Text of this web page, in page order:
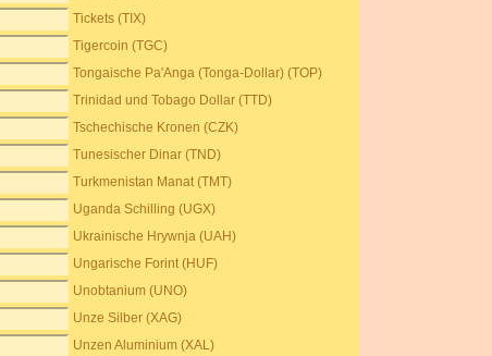
Tickets (TIX)
Tigercoin (TGC)
Tongaische Pa'Anga (Tonga-Dollar) (TOP)
Trinidad und Tobago Dollar (TTD)
Tschechische Kronen (CZK)
Tunesischer Dinar (TND)
Turkmenistan Manat (TMT)
Uganda Schilling (UGX)
Ukrainische Hrywnja (UAH)
Ungarische Forint (HUF)
Unobtanium (UNO)
Unze Silber (XAG)
Unzen Aluminium (XAL)